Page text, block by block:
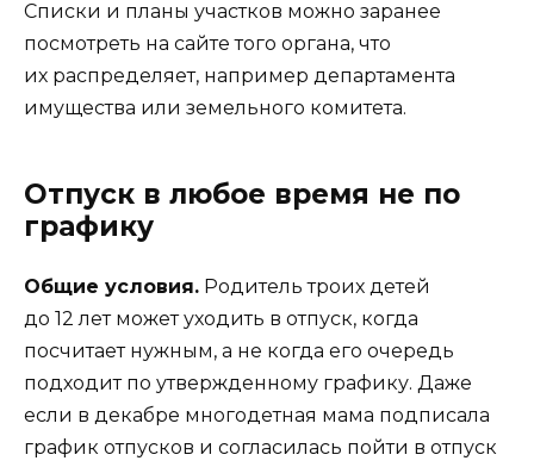
Списки и планы участков можно заранее
посмотреть на сайте того органа, что
их распределяет, например департамента
имущества или земельного комитета.
Отпуск в любое время не по
графику
Общие условия. Родитель троих детей
до 12 лет может уходить в отпуск, когда
посчитает нужным, а не когда его очередь
подходит по утвержденному графику. Даже
если в декабре многодетная мама подписала
график отпусков и согласилась пойти в отпуск